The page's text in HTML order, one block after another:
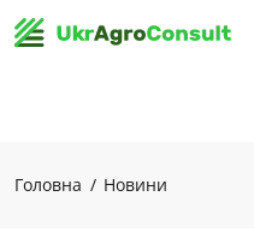
Головна Новини